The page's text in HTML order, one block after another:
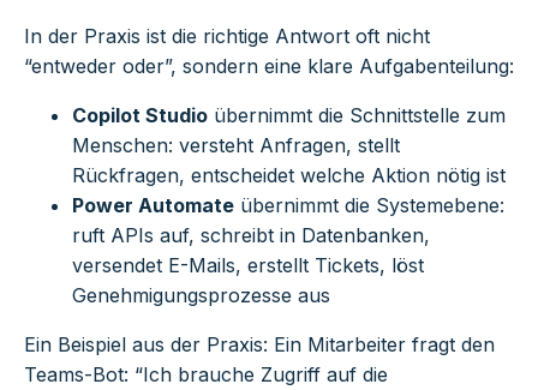
In der Praxis ist die richtige Antwort oft nicht
“entweder oder”, sondern eine klare Aufgabenteilung:
Copilot Studio übernimmt die Schnittstelle zum
Menschen: versteht Anfragen, stellt
Rückfragen, entscheidet welche Aktion nötig ist
Power Automate übernimmt die Systemebene:
ruft APIs auf, schreibt in Datenbanken,
versendet E-Mails, erstellt Tickets, löst
Genehmigungsprozesse aus
Ein Beispiel aus der Praxis: Ein Mitarbeiter fragt den
Teams-Bot: “Ich brauche Zugriff auf die